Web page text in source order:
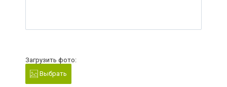
Загрузить фото:
Выбрать